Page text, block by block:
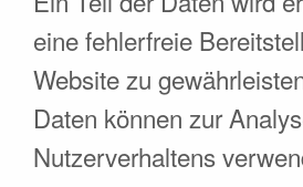
eine fehlerfreie
Website zu
Daten können zur
Nutzerverhaltens